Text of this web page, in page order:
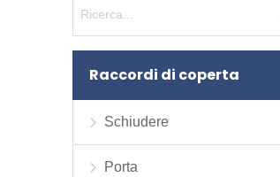
Raccordi di coperta
Schiudere
Porta